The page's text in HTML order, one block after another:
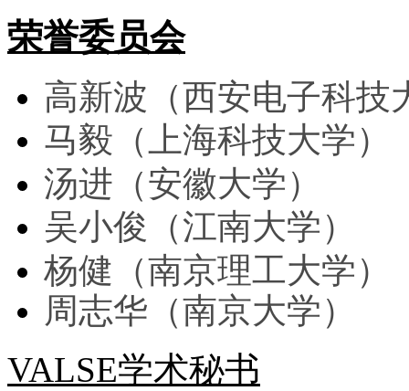
荣誉委员会
高新波（西安电子科技
马毅（上海科技大学）
汤进（安徽大学）
吴小俊（江南大学）
杨健（南京理工大学）
周志华（南京大学）
VALSE学术秘书